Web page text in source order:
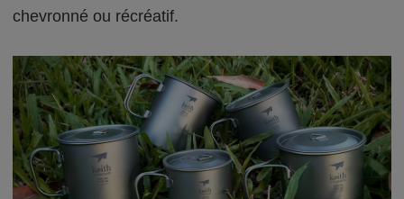
chevronné ou récréatif.